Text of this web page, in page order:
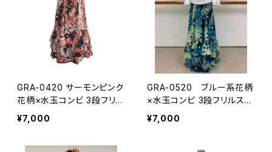
GRA-0420 サーモンピンク
花柄×水玉コンビ 3段フリル
スカート
¥7,000
GRA-0520 ブルー系花柄
×水玉コンビ 3段フリルスカ
ート
¥7,000